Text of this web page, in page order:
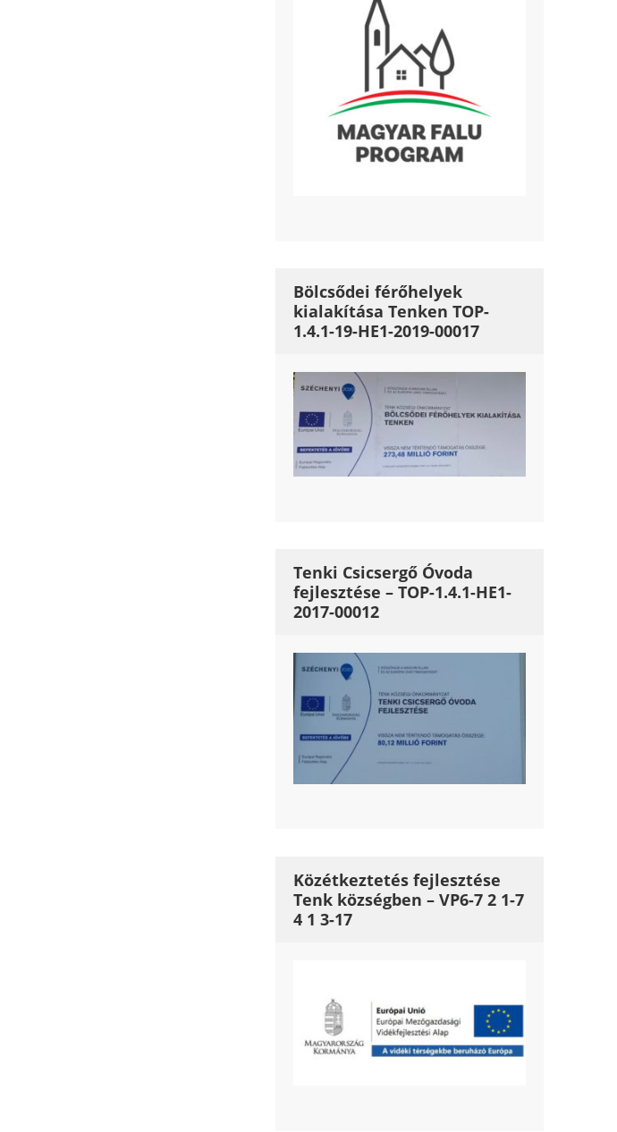
Bölcsődei férőhelyek
kialakítása Tenken TOP-
1.4.1-19-HE1-2019-00017
Tenki Csicsergő Óvoda
fejlesztése – TOP-1.4.1-HE1-
2017-00012
Közétkeztetés fejlesztése
Tenk községben – VP6-7 2 1-7
4 1 3-17